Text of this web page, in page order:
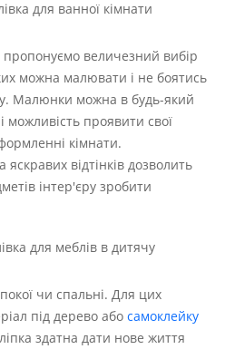
величезний вибір
можна малювати і не боятись
Малюнки можна в будь-який
можливість проявити свої
кімнати.
яскравих відтінків дозволить
інтер'єру зробити
чи спальні. Для цих
під дерево або самоклейку
здатна дати нове життя